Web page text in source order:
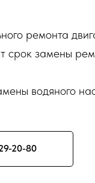
ремонта
срок замены
водяного
20-80